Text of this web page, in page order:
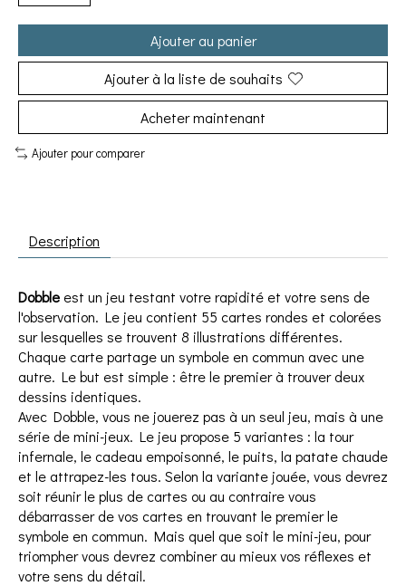
Ajouter au panier
Ajouter à la liste de souhaits
Acheter maintenant
Ajouter pour comparer
Description
Dobble est un jeu testant votre rapidité et votre sens de
l'observation. Le jeu contient 55 cartes rondes et colorées
sur lesquelles se trouvent 8 illustrations différentes.
Chaque carte partage un symbole en commun avec une
autre. Le but est simple : être le premier à trouver deux
dessins identiques.
Avec Dobble, vous ne jouerez pas à un seul jeu, mais à une
série de mini-jeux. Le jeu propose 5 variantes : la tour
infernale, le cadeau empoisonné, le puits, la patate chaude
et le attrapez-les tous. Selon la variante jouée, vous devrez
soit réunir le plus de cartes ou au contraire vous
débarrasser de vos cartes en trouvant le premier le
symbole en commun. Mais quel que soit le mini-jeu, pour
triompher vous devrez combiner au mieux vos réflexes et
votre sens du détail.